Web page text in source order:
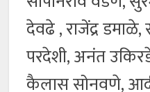
देवढे , राजेंद्र
परदेशी, अनंत
कैलास सोनवणे,